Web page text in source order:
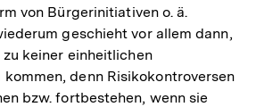
von Bürgerinitiativen o. ä.
geschieht vor allem dann,
keiner einheitlichen
denn Risikokontroversen
bzw. fortbestehen, wenn sie